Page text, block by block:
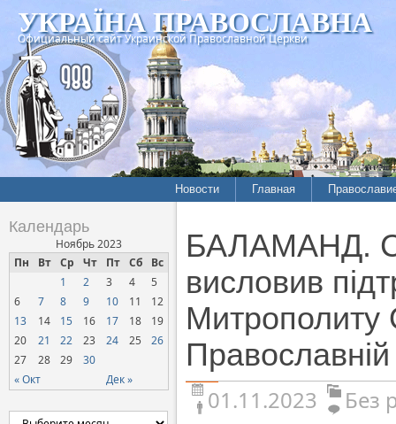
УКРАЇНА ПРАВОСЛАВНА
Официальный сайт Украинской Православной Церкви
Новости Главная
Календарь
Ноябрь 2023
Пн
Вт Ср Чт Пт Сб Вс
« Окт Дек »
1 2 3 4
5
6
7 8 9 10 11
12
13
14 15 16 17 18
19
20
21 22 23 24 25
26
27
28 29 30
БАЛАМАНД.
висловив
Митрополиту
01.11.2023 Без